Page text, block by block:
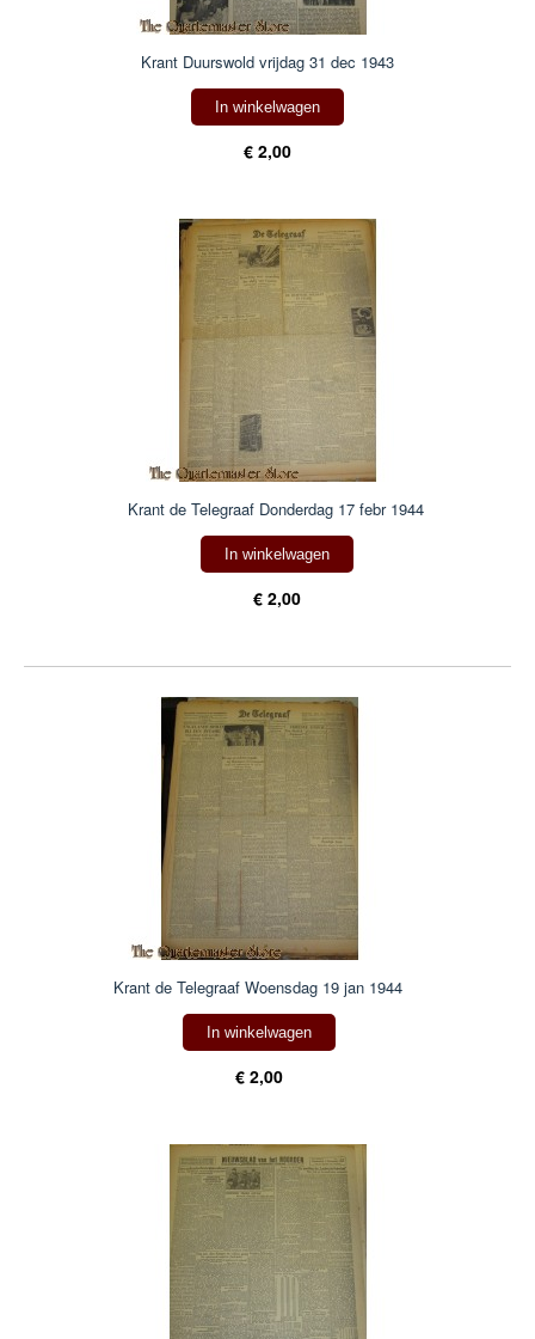
Krant Duurswold vrijdag 31 dec 1943
In winkelwagen
€ 2,00
Krant de Telegraaf Donderdag 17 febr 1944
In winkelwagen
€ 2,00
Krant de Telegraaf Woensdag 19 jan 1944
In winkelwagen
€ 2,00